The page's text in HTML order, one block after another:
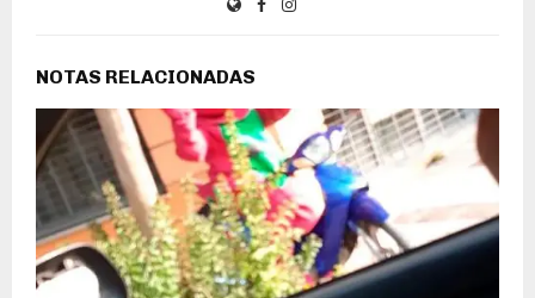
NOTAS RELACIONADAS